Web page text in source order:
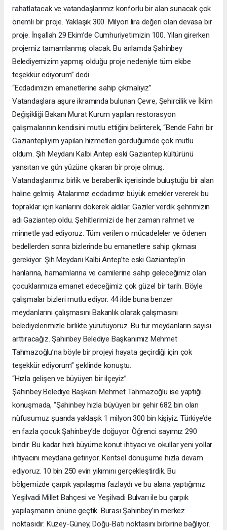
rahatlatacak ve vatandaşlarımız konforlu bir alan sunacak çok
önemli bir proje. Yaklaşık 300. Milyon lira değeri olan devasa bir
proje. İnşallah 29 Ekim’de Cumhuriyetimizin 100. Yılan girerken
projemiz tamamlanmış olacak. Bu anlamda Şahinbey
Belediyemizim yapmış olduğu proje nedeniyle tüm ekibe
teşekkür ediyorum” dedi.
“Ecdadımızın emanetlerine sahip çıkmalıyız”
Vatandaşlara aşure ikramında bulunan Çevre, Şehircilik ve İklim
Değişikliği Bakanı Murat Kurum yapılan restorasyon
çalışmalarının kendisini mutlu ettiğini belirterek, “Bende Fahri bir
Gaziantepliyim yapılan hizmetleri gördüğümde çok mutlu
oldum. Şıh Meydanı Kalbi Antep eski Gaziantep kültürünü
yansıtan ve gün yüzüne çıkaran bir proje olmuş.
Vatandaşlarımız birlik ve beraberlik içerisinde buluştuğu bir alan
haline gelmiş. Atalarımız ecdadımız büyük emekler vererek bu
topraklar için kanlarını dökerek aldılar. Gaziler verdik şehrimizin
adı Gaziantep oldu. Şehitlerimizi de her zaman rahmet ve
minnetle yad ediyoruz. Tüm verilen o mücadeleler ve ödenen
bedellerden sonra bizlerinde bu emanetlere sahip çıkması
gerekiyor. Şıh Meydanı Kalbi Antep’te eski Gaziantep’in
hanlarına, hamamlarına ve camilerine sahip geleceğimiz olan
çocuklarımıza emanet edeceğimiz çok güzel bir tarih. Böyle
çalışmalar bizleri mutlu ediyor. 44 ilde buna benzer
meydanlarını çalışmasını Bakanlık olarak çalışmasını
belediyelerimizle birlikte yürütüyoruz. Bu tür meydanların sayısı
arttıracağız. Şahinbey Belediye Başkanımız Mehmet
Tahmazoğlu’na böyle bir projeyi hayata geçirdiği için çok
teşekkür ediyorum” şeklinde konuştu.
“Hızla gelişen ve büyüyen bir ilçeyiz”
Şahinbey Belediye Başkanı Mehmet Tahmazoğlu ise yaptığı
konuşmada, “Şahinbey hızla büyüyen bir şehir 682 bin olan
nüfusumuz şuanda yaklaşık 1 milyon 300 bin kişiyiz. Türkiye’de
en fazla çocuk Şahinbey’de doğuyor. Öğrenci sayımız 290
bindir. Bu kadar hızlı büyüme konut ihtiyacı ve okullar yeni yollar
ihtiyacını meydana getiriyor. Kentsel dönüşüme hızla devam
ediyoruz. 10 bin 250 evin yıkımını gerçekleştirdik. Bu
bölgemizde çarpık yapılaşma fazlaydı ve bu alana yaptığımız
Yeşilvadi Millet Bahçesi ve Yeşilvadi Bulvarı ile bu çarpık
yapılaşmanın önüne geçtik. Burası Şahinbey’in merkez
noktasıdır. Kuzey-Güney, Doğu-Batı noktasını birbirine bağlıyor.